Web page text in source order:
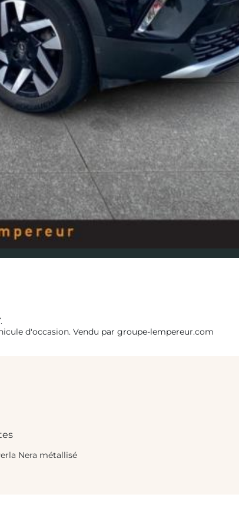
.
d'occasion. Vendu par groupe-lempereur.com
Nera métallisé